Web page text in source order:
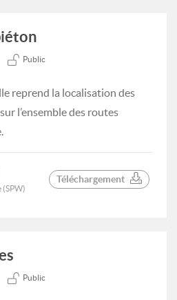
Public
reprend la localisation des
l’ensemble des routes
(SPW)
Téléchargement
Public